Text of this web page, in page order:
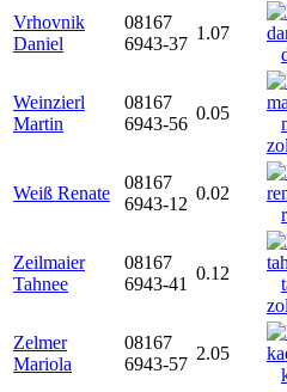
Vrhovnik
Daniel
08167
6943-37
1.07
Weinzierl
Martin
08167
6943-56
0.05
Weiß Renate
08167
6943-12
0.02
Zeilmaier
Tahnee
08167
6943-41
0.12
Zelmer
Mariola
08167
6943-57
2.05